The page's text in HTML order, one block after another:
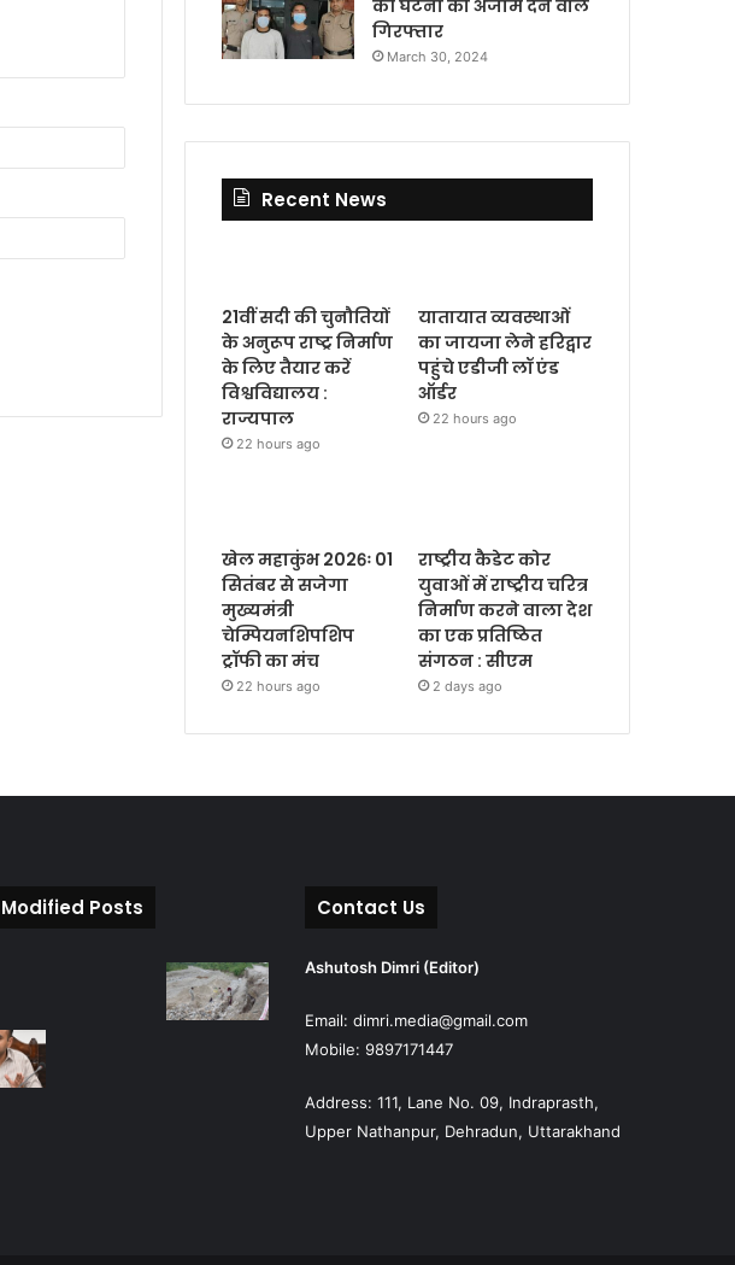
की घटना को अंजाम देने वाले
गिरफ्तार
March 30, 2024
Recent News
21वीं सदी की चुनौतियों
के अनुरूप राष्ट्र निर्माण
के लिए तैयार करें
विश्वविद्यालय :
राज्यपाल
22 hours ago
यातायात व्यवस्थाओं
का जायजा लेने हरिद्वार
पहुंचे एडीजी लॉ एंड
ऑर्डर
22 hours ago
खेल महाकुंभ 2026ः 01
सितंबर से सजेगा
मुख्यमंत्री
चेम्पियनशिपशिप
ट्रॉफी का मंच
22 hours ago
राष्ट्रीय कैडेट कोर
युवाओं में राष्ट्रीय चरित्र
निर्माण करने वाला देश
का एक प्रतिष्ठित
संगठन : सीएम
2 days ago
Posts Contact Us
Ashutosh Dimri (Editor)
Email: dimri.media@gmail.com
Mobile: 9897171447
Address: 111, Lane No. 09, Indraprasth,
Upper Nathanpur, Dehradun, Uttarakhand